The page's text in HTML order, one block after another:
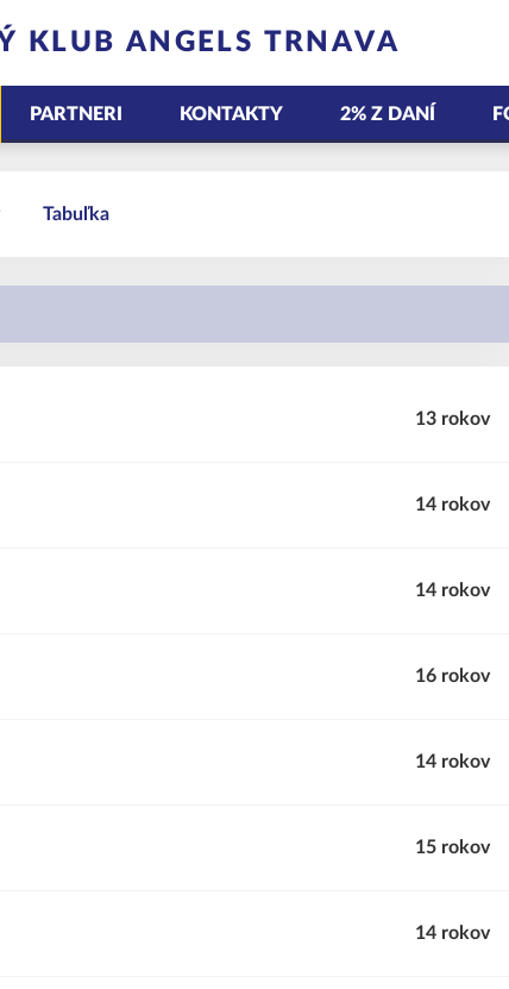
KLUB ANGELS TRNAVA
PARTNERI KONTAKTY 2% Z DANÍ
Tabuľka
13 rokov
14 rokov
14 rokov
16 rokov
14 rokov
15 rokov
14 rokov